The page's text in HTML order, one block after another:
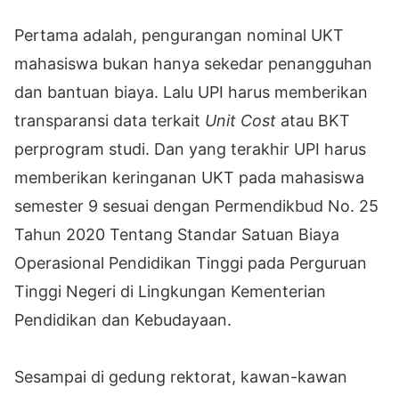
Pertama adalah, pengurangan nominal UKT
mahasiswa bukan hanya sekedar penangguhan
dan bantuan biaya. Lalu UPI harus memberikan
transparansi data terkait Unit Cost atau BKT
perprogram studi. Dan yang terakhir UPI harus
memberikan keringanan UKT pada mahasiswa
semester 9 sesuai dengan Permendikbud No. 25
Tahun 2020 Tentang Standar Satuan Biaya
Operasional Pendidikan Tinggi pada Perguruan
Tinggi Negeri di Lingkungan Kementerian
Pendidikan dan Kebudayaan.
Sesampai di gedung rektorat, kawan-kawan